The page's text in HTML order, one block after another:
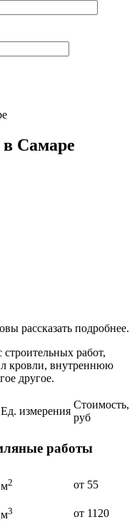
Самаре
рассказать подробнее.
работ,
кровли, внутреннюю
другое.
Ед. измерения
Стоимость,
руб
работы
м2
от 55
м3
от 1120